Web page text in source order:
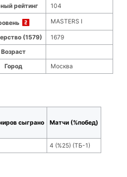
рейтинг 104
MASTERS I
(1579)
1679
Возраст
Город Москва
сыграно
Матчи (%побед)
4 (%25) (ТБ-1)